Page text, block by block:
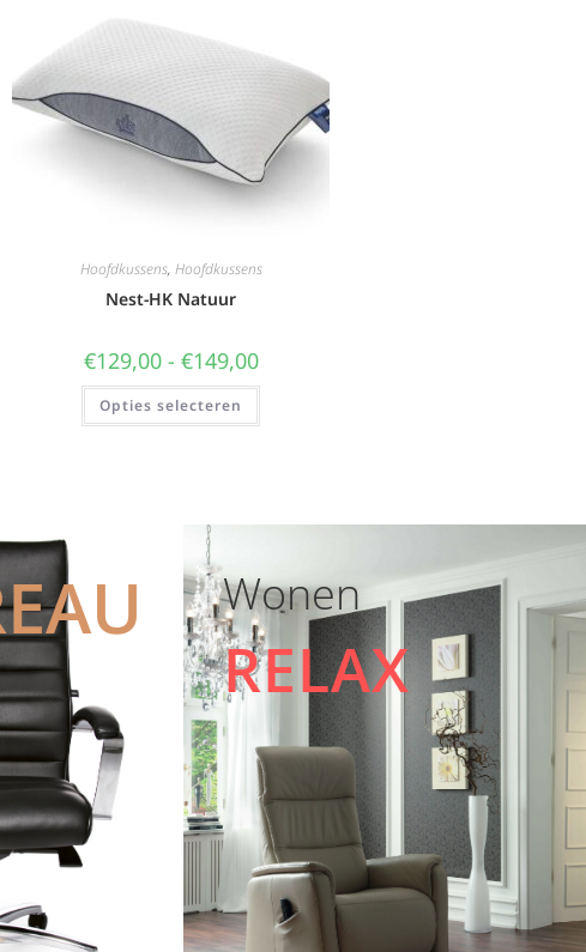
Hoofdkussens, Hoofdkussens
Nest-HK Natuur
€129,00 - €149,00
Opties selecteren
Wonen
RELAX